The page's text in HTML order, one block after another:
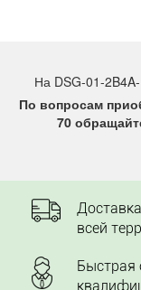
На DSG-01-
По вопросам
70
всей
Быстрая